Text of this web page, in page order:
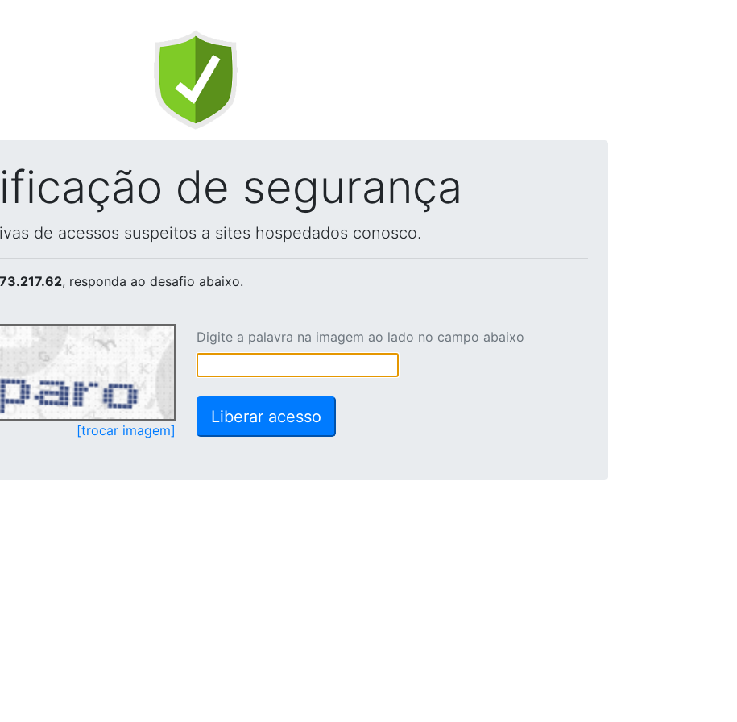
de segurança
de acessos suspeitos a sites hospedados conosco.
, responda ao desafio abaixo.
[trocar imagem]
Digite a palavra na imagem ao lado no campo abaixo